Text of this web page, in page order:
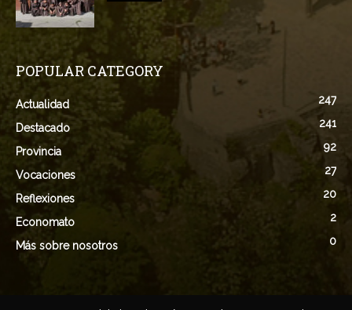
POPULAR CATEGORY
Actualidad 247
Destacado 241
Provincia 92
Vocaciones 27
Reflexiones 20
Economato 2
Más sobre nosotros 0